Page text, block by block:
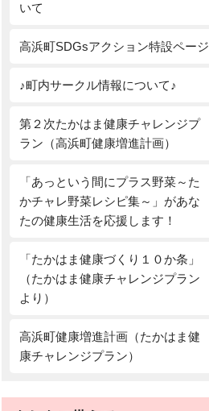
いて
高浜町SDGsアクション特設ページ
♪町内サークル情報について♪
第２次たかはま健康チャレンジプ
ラン（高浜町健康増進計画）
「あっという間にプラス野菜～た
かチャレ野菜レシピ集～」があな
たの健康生活を応援します！
「たかはま健康づくり１０か条」
（たかはま健康チャレンジプラン
より）
高浜町健康増進計画（たかはま健
康チャレンジプラン）